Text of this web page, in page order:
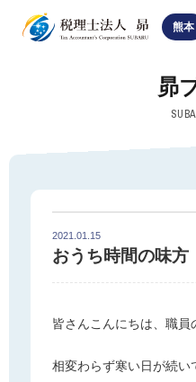
SUBARU 熊本
法人・個人経営関係
熊本オフィスの記事
昴
2021.01.15
おうち時間の味方
皆さんこんにちは、職員
相変わらず寒い日が続い